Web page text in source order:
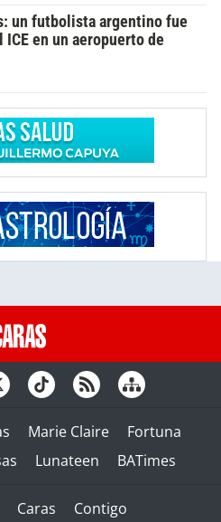
un futbolista argentino fue
en un aeropuerto de
Marie Claire
Fortuna
Lunateen BATimes
Caras Contigo